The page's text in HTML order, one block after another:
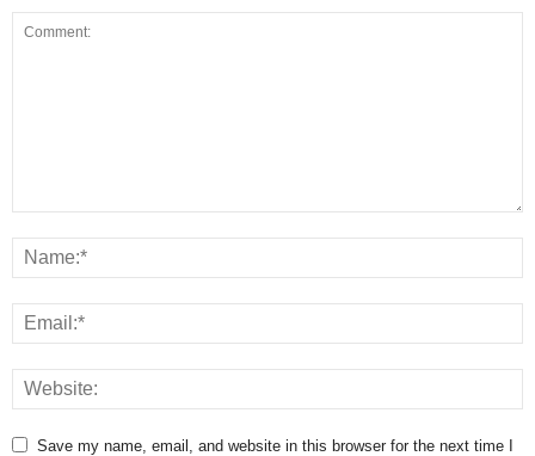
Save my name, email, and website in this browser for the next time I